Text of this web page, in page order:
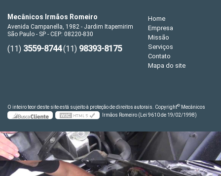
Mecânicos Irmãos Romeiro
Avenida Campanella, 1982 - Jardim Itapemirim
São Paulo - SP - CEP: 08220-830
(11) 3559-8744(11) 98393-8175
Home
Empresa
Missão
Serviços
Contato
Mapa do site
O inteiro teor deste site está sujeito à proteção de direitos autorais. Copyright© Mecânicos
Irmãos Romeiro (Lei 9610 de 19/02/1998)